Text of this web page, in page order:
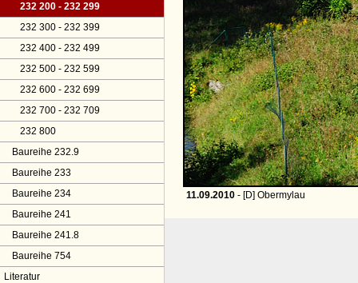
232 200 - 232 299
232 300 - 232 399
232 400 - 232 499
232 500 - 232 599
232 600 - 232 699
232 700 - 232 709
232 800
Baureihe 232.9
Baureihe 233
Baureihe 234
Baureihe 241
Baureihe 241.8
Baureihe 754
Literatur
11.09.2010- [D] Obermylau